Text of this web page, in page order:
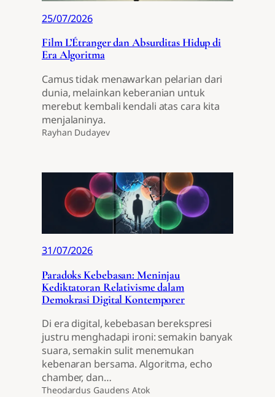
25/07/2026
Film L’Étranger dan Absurditas Hidup di
Era Algoritma
Camus tidak menawarkan pelarian dari
dunia, melainkan keberanian untuk
merebut kembali kendali atas cara kita
menjalaninya.
Rayhan Dudayev
31/07/2026
Paradoks Kebebasan: Meninjau
Kediktatoran Relativisme dalam
Demokrasi Digital Kontemporer
Di era digital, kebebasan berekspresi
justru menghadapi ironi: semakin banyak
suara, semakin sulit menemukan
kebenaran bersama. Algoritma, echo
chamber, dan…
Theodardus Gaudens Atok